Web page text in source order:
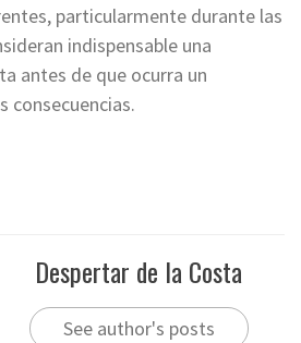
particularmente durante las
indispensable una
antes de que ocurra un
consecuencias.
Despertar de la Costa
See author's posts